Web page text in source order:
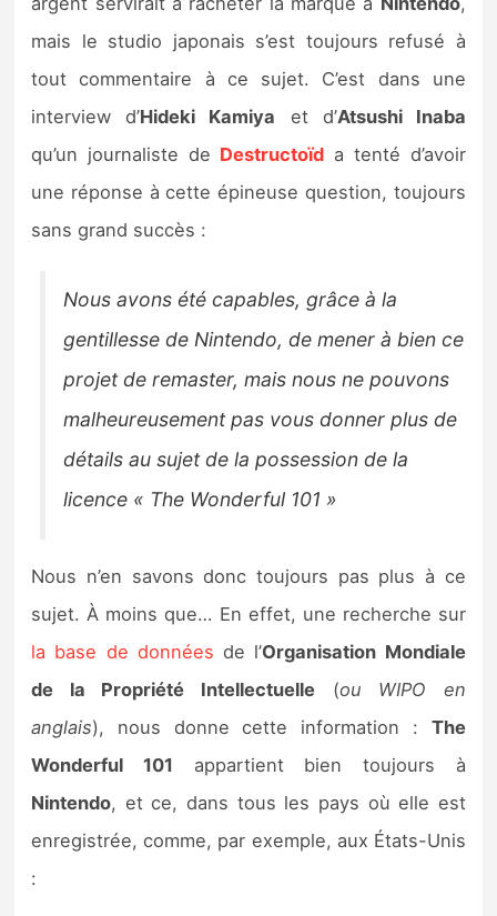
Bons plans
Guides
mais le studio japonais s’est toujours refusé à
tout commentaire à ce sujet. C’est dans une
interview d’Hideki Kamiya et d’Atsushi Inaba
qu’un journaliste de Destructoïd a tenté d’avoir
une réponse à cette épineuse question, toujours
sans grand succès :
Nous avons été capables, grâce à la
gentillesse de Nintendo, de mener à bien ce
projet de remaster, mais nous ne pouvons
malheureusement pas vous donner plus de
détails au sujet de la possession de la
licence « The Wonderful 101 »
Nous n’en savons donc toujours pas plus à ce
sujet. À moins que… En effet, une recherche sur
la base de données de l’Organisation Mondiale
de la Propriété Intellectuelle(ou WIPO en
anglais), nous donne cette information : The
Wonderful 101 appartient bien toujours à
Nintendo, et ce, dans tous les pays où elle est
enregistrée, comme, par exemple, aux États-Unis
: